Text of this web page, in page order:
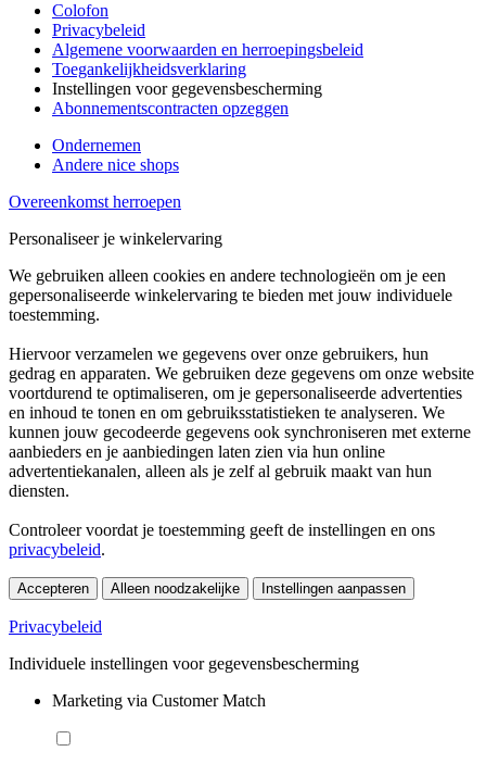
Colofon
Privacybeleid
Algemene voorwaarden en herroepingsbeleid
Toegankelijkheidsverklaring
Instellingen voor gegevensbescherming
Abonnementscontracten opzeggen
Ondernemen
Andere nice shops
Overeenkomst herroepen
Personaliseer je winkelervaring
We gebruiken alleen cookies en andere technologieën om je een
gepersonaliseerde winkelervaring te bieden met jouw individuele
toestemming.
Hiervoor verzamelen we gegevens over onze gebruikers, hun
gedrag en apparaten. We gebruiken deze gegevens om onze website
voortdurend te optimaliseren, om je gepersonaliseerde advertenties
en inhoud te tonen en om gebruiksstatistieken te analyseren. We
kunnen jouw gecodeerde gegevens ook synchroniseren met externe
aanbieders en je aanbiedingen laten zien via hun online
advertentiekanalen, alleen als je zelf al gebruik maakt van hun
diensten.
Controleer voordat je toestemming geeft de instellingen en ons
privacybeleid.
Accepteren Alleen noodzakelijke Instellingen aanpassen
Privacybeleid
Individuele instellingen voor gegevensbescherming
Marketing via Customer Match